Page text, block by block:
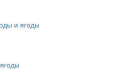
и ягоды